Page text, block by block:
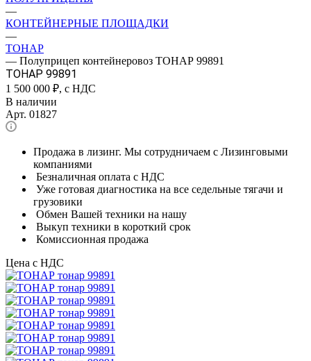
—
КОНТЕЙНЕРНЫЕ ПЛОЩАДКИ
—
ТОНАР
— Полуприцеп контейнеровоз ТОНАР 99891
ТОНАР 99891
1 500 000 ₽, с НДС
В наличии
Арт. 01827
Продажа в лизинг. Мы сотрудничаем с Лизинговыми
компаниями
Безналичная оплата с НДС
Уже готовая диагностика на все седельные тягачи и
грузовики
Обмен Вашей техники на нашу
Выкуп техники в короткий срок
Комиссионная продажа
Цена с НДС